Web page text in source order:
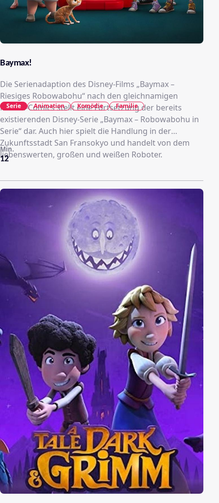
Baymax!
Die Serienadaption des Disney-Films „Baymax –
Riesiges Robowabohu“ nach den gleichnamigen
Marvel-Comics stellt eine Fortsetzung der bereits
existierenden Disney-Serie „Baymax – Robowabohu in
Serie“ dar. Auch hier spielt die Handlung in der
Zukunftsstadt San Fransokyo und handelt von dem
liebenswerten, großen und weißen Roboter.
12
Min.
Serie Animation Komödie Familie